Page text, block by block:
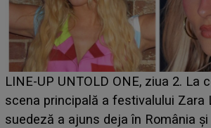
Ce a dezvăluit noua concurentă din
luat prin surprindere pe Emanuel.
BĂIATUL VIZAT de Alexandra?!